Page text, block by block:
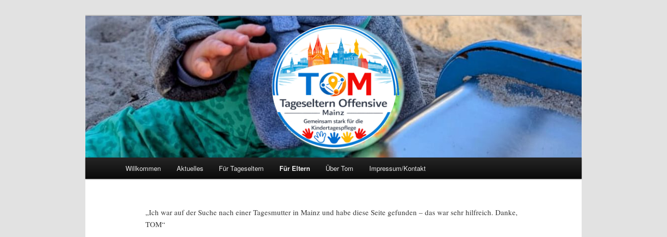
Willkommen Aktuelles Für Tageseltern Für Eltern Über Tom Impressum/Kontakt
„Ich war auf der Suche nach einer Tagesmutter in Mainz und habe diese Seite gefunden – das war sehr hilfreich. Danke,
TOM“